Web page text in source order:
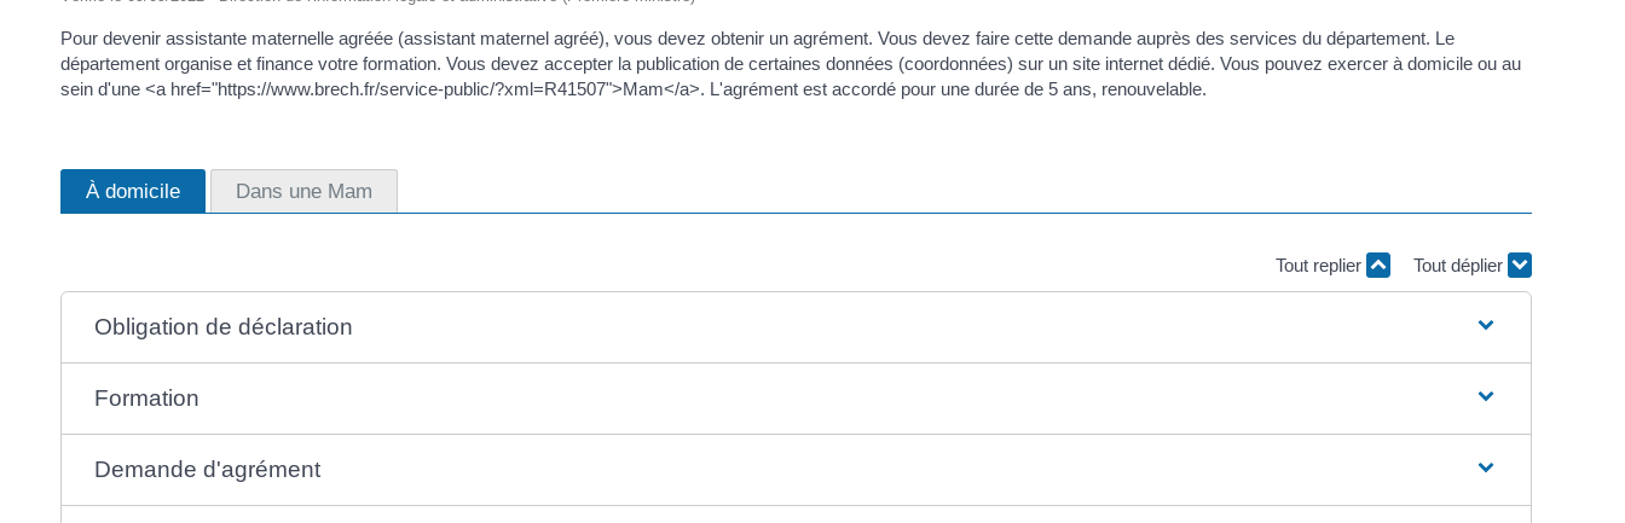
Pour devenir assistante maternelle agréée (assistant maternel agréé), vous devez obtenir un agrément. Vous devez faire cette demande auprès des services du département. Le
département organise et finance votre formation. Vous devez accepter la publication de certaines données (coordonnées) sur un site internet dédié. Vous pouvez exercer à domicile ou au
sein d'une <a href="https://www.brech.fr/service-public/?xml=R41507">Mam</a>. L'agrément est accordé pour une durée de 5 ans, renouvelable.
À domicile Dans une Mam
Tout replier Tout déplier
Obligation de déclaration
Formation
Demande d'agrément